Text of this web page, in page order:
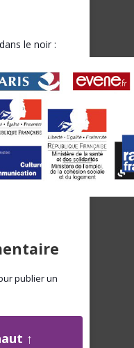
le noir :
publier un
↑